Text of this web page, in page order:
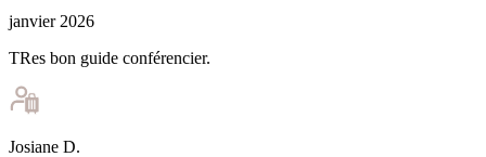
janvier 2026
TRes bon guide conférencier.
Josiane D.